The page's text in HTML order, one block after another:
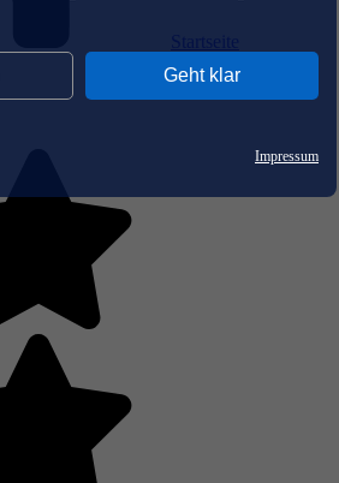
Geht klar
Impressum